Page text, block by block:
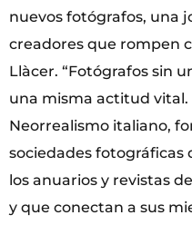
nuevos fotógrafos, una
creadores que rompen
Llàcer. “Fotógrafos sin
una misma actitud vital.
Neorrealismo italiano,
sociedades
los anuarios y revistas
y que conectan a sus